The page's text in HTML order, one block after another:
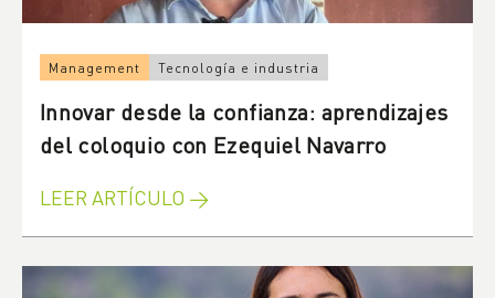
Management Tecnología e industria
Innovar desde la confianza: aprendizajes
del coloquio con Ezequiel Navarro
LEER ARTÍCULO →